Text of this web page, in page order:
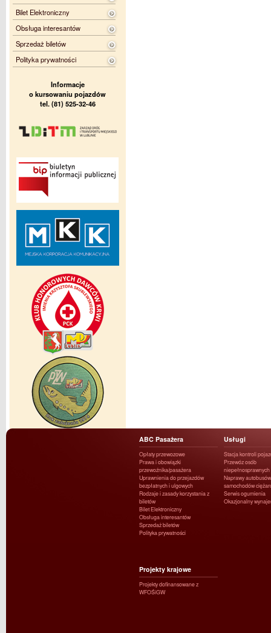
Bilet Elektroniczny
Obsługa interesantów
Sprzedaż biletów
Polityka prywatności
Informacje
o kursowaniu pojazdów
tel. (81) 525-32-46
ABC Pasażera
Opłaty przewozowe
Prawa i obowiązki
przewoźnika/pasażera
Uprawnienia do przejazdów
bezpłatnych i ulgowych
Rodzaje i zasady korzystania z
biletów
Bilet Elektroniczny
Obsługa interesantów
Sprzedaż biletów
Polityka prywatności
Usługi
Stacja kontroli
Przewóz osób
niepełnosprawnych
Naprawy
samochodów
Serwis ogumienia
Okazjonalny
Projekty krajowe
Projekty dofinansowane z
WFOŚiGW